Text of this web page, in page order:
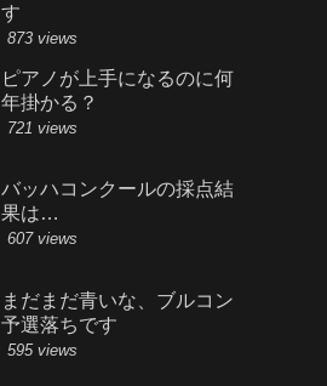
す
873 views
ピアノが上手になるのに何
年掛かる？
721 views
バッハコンクールの採点結
果は…
607 views
まだまだ青いな、ブルコン
予選落ちです
595 views